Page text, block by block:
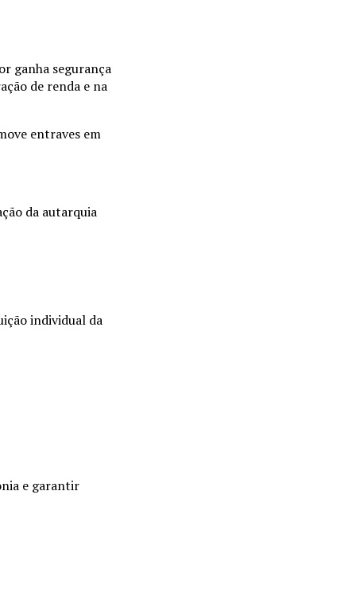
ganha segurança
de renda e na
entraves em
da autarquia
individual da
e garantir